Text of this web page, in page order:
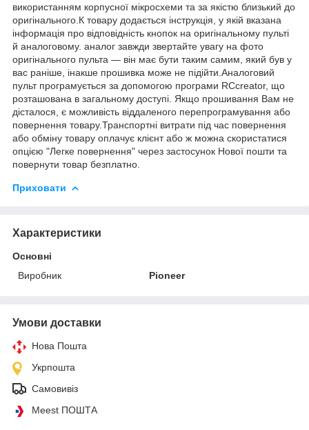
використанням корпусної мікросхеми та за якістю близький до
оригінального.К товару додається інструкція, у якій вказана
інформація про відповідність кнопок на оригінальному пульті
й аналоговому. аналог завжди звертайте увагу на фото
оригінального пульта — він має бути таким самим, який був у
вас раніше, інакше прошивка може не підійти.Аналоговий
пульт програмується за допомогою програми RCcreator, що
розташована в загальному доступі. Якщо прошивання Вам не
дісталося, є можливість віддаленого перепрограмування або
повернення товару.Транспортні витрати під час повернення
або обміну товару оплачує клієнт або ж можна скористатися
опцією "Легке повернення" через застосунок Нової пошти та
повернути товар безплатно.
Приховати
Характеристики
Основні
Виробник
Pioneer
Умови доставки
Нова Пошта
Укрпошта
Самовивіз
Meest ПОШТА